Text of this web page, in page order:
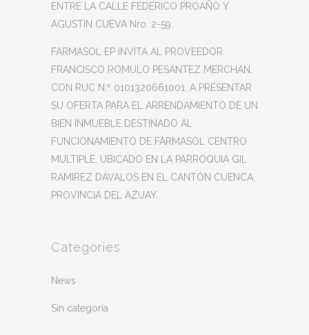
ENTRE LA CALLE FEDERICO PROAÑO Y
AGUSTIN CUEVA Nro. 2-59.
FARMASOL EP INVITA AL PROVEEDOR
FRANCISCO ROMULO PESANTEZ MERCHAN,
CON RUC N.º 0101320661001, A PRESENTAR
SU OFERTA PARA EL ARRENDAMIENTO DE UN
BIEN INMUEBLE DESTINADO AL
FUNCIONAMIENTO DE FARMASOL CENTRO
MULTIPLE, UBICADO EN LA PARROQUIA GIL
RAMIREZ DÁVALOS EN EL CANTÓN CUENCA,
PROVINCIA DEL AZUAY.
Categories
News
Sin categoría